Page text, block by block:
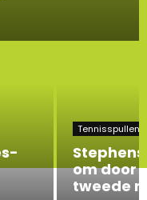
Tennisspullen
om door
tweede